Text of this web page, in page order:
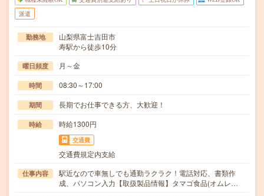
派遣
勤務地
山梨県富士吉田市
寿駅から徒歩10分
曜日頻度 月～金
時間 08:30～17:00
期間 長期でお仕事できる方、大歓迎！
時給 時給1300円
交通費
交通費規定内支給
仕事内容
駅近なので車無しでも通勤ラクラク！電話対応、書類作
成、パソコン入力【取扱製品情報】タマゴ食品(オムレ…